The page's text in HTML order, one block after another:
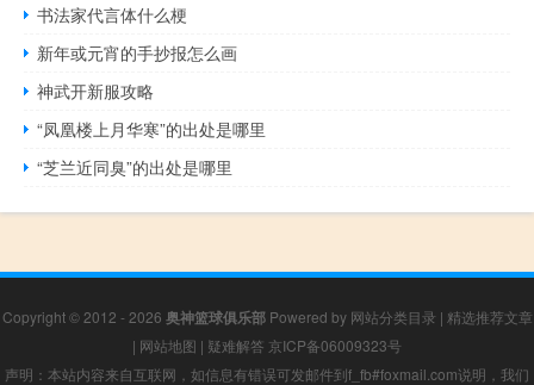
书法家代言体什么梗
新年或元宵的手抄报怎么画
神武开新服攻略
“凤凰楼上月华寒”的出处是哪里
“芝兰近同臭”的出处是哪里
Copyright © 2012 - 2026 奥神篮球俱乐部Powered by 网站分类目录 | 精选推荐文章
| 网站地图 | 疑难解答 京ICP备06009323号
声明：本站内容来自互联网，如信息有错误可发邮件到f_fb#foxmail.com说明，我们